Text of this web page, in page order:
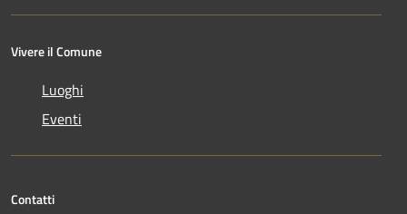
Vivere il Comune
Luoghi
Eventi
Contatti